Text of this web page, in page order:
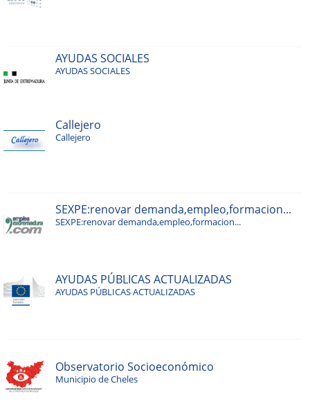
AYUDAS SOCIALES
AYUDAS SOCIALES
Callejero
Callejero
SEXPE:renovar demanda,empleo,formacion...
SEXPE:renovar demanda,empleo,formacion...
AYUDAS PÚBLICAS ACTUALIZADAS
AYUDAS PÚBLICAS ACTUALIZADAS
Observatorio Socioeconómico
Municipio de Cheles